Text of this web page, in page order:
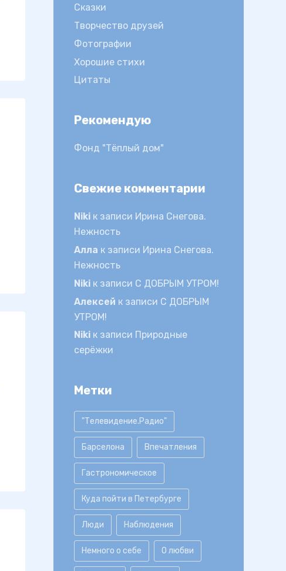
Сказки
Творчество друзей
Фотографии
Хорошие стихи
Цитаты
Рекомендую
Фонд "Тёплый дом"
Свежие комментарии
Niki к записи Ирина Снегова.
Нежность
Алла к записи Ирина Снегова.
Нежность
Niki к записи С ДОБРЫМ УТРОМ!
Алексей к записи С ДОБРЫМ
УТРОМ!
Niki к записи Природные
серёжки
Метки
"Телевидение.Радио"
Барселона Впечатления
Гастрономическое
Куда пойти в Петербурге
Люди Наблюдения
Немного о себе О любви